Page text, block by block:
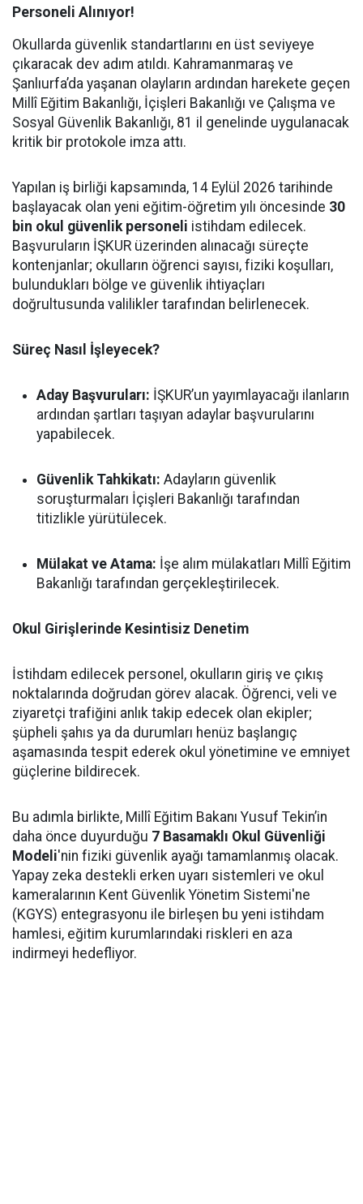
Personeli Alınıyor!
Okullarda güvenlik standartlarını en üst seviyeye
çıkaracak dev adım atıldı. Kahramanmaraş ve
Şanlıurfa’da yaşanan olayların ardından harekete geçen
Millî Eğitim Bakanlığı, İçişleri Bakanlığı ve Çalışma ve
Sosyal Güvenlik Bakanlığı, 81 il genelinde uygulanacak
kritik bir protokole imza attı.
Yapılan iş birliği kapsamında, 14 Eylül 2026 tarihinde
başlayacak olan yeni eğitim-öğretim yılı öncesinde 30
bin okul güvenlik personeli istihdam edilecek.
Başvuruların İŞKUR üzerinden alınacağı süreçte
kontenjanlar; okulların öğrenci sayısı, fiziki koşulları,
bulundukları bölge ve güvenlik ihtiyaçları
doğrultusunda valilikler tarafından belirlenecek.
Süreç Nasıl İşleyecek?
Aday Başvuruları: İŞKUR’un yayımlayacağı ilanların
ardından şartları taşıyan adaylar başvurularını
yapabilecek.
Güvenlik Tahkikatı: Adayların güvenlik
soruşturmaları İçişleri Bakanlığı tarafından
titizlikle yürütülecek.
Mülakat ve Atama: İşe alım mülakatları Millî Eğitim
Bakanlığı tarafından gerçekleştirilecek.
Okul Girişlerinde Kesintisiz Denetim
İstihdam edilecek personel, okulların giriş ve çıkış
noktalarında doğrudan görev alacak. Öğrenci, veli ve
ziyaretçi trafiğini anlık takip edecek olan ekipler;
şüpheli şahıs ya da durumları henüz başlangıç
aşamasında tespit ederek okul yönetimine ve emniyet
güçlerine bildirecek.
Bu adımla birlikte, Millî Eğitim Bakanı Yusuf Tekin’in
daha önce duyurduğu 7 Basamaklı Okul Güvenliği
Modeli'nin fiziki güvenlik ayağı tamamlanmış olacak.
Yapay zeka destekli erken uyarı sistemleri ve okul
kameralarının Kent Güvenlik Yönetim Sistemi'ne
(KGYS) entegrasyonu ile birleşen bu yeni istihdam
hamlesi, eğitim kurumlarındaki riskleri en aza
indirmeyi hedefliyor.